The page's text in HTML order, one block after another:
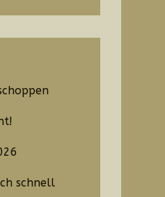
schnell